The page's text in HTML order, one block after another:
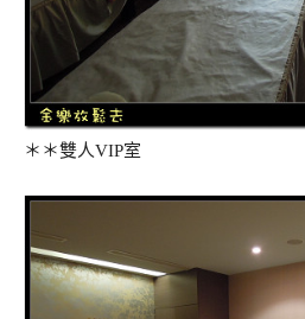
＊＊雙人VIP室